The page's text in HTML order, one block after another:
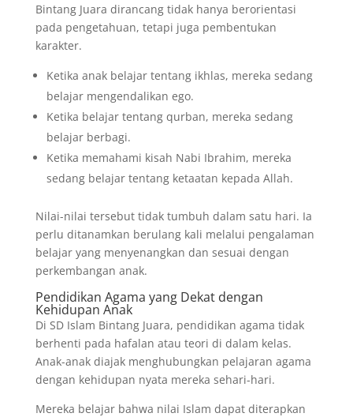
Bintang Juara dirancang tidak hanya berorientasi
pada pengetahuan, tetapi juga pembentukan
karakter.
Ketika anak belajar tentang ikhlas, mereka sedang
belajar mengendalikan ego.
Ketika belajar tentang qurban, mereka sedang
belajar berbagi.
Ketika memahami kisah Nabi Ibrahim, mereka
sedang belajar tentang ketaatan kepada Allah.
Nilai-nilai tersebut tidak tumbuh dalam satu hari. Ia
perlu ditanamkan berulang kali melalui pengalaman
belajar yang menyenangkan dan sesuai dengan
perkembangan anak.
Pendidikan Agama yang Dekat dengan
Kehidupan Anak
Di SD Islam Bintang Juara, pendidikan agama tidak
berhenti pada hafalan atau teori di dalam kelas.
Anak-anak diajak menghubungkan pelajaran agama
dengan kehidupan nyata mereka sehari-hari.
Mereka belajar bahwa nilai Islam dapat diterapkan